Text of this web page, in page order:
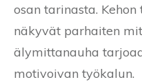
osan tarinasta.
näkyvät parhaiten
älymittanauha
motivoivan työkalun.